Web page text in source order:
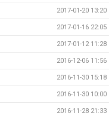
2017-01-20 13:20
2017-01-16 22:05
2017-01-12 11:28
2016-12-06 11:56
2016-11-30 15:18
2016-11-30 10:00
2016-11-28 21:33